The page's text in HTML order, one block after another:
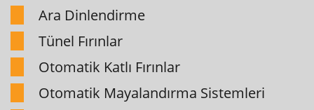
Ara Dinlendirme
Tünel Fırınlar
Otomatik Katlı Fırınlar
Otomatik Mayalandırma Sistemleri